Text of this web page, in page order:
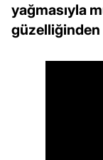
yağmasıyla
güzelliğinden